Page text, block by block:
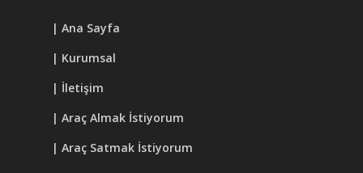
| Ana Sayfa
| Kurumsal
| İletişim
| Araç Almak İstiyorum
| Araç Satmak İstiyorum